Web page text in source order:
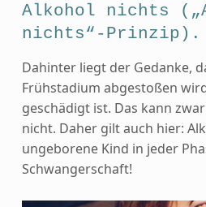
Alkohol nichts
nichts“-Prinzip).
Dahinter liegt der Gedanke,
Frühstadium abgestoßen
geschädigt ist. Das kann
nicht. Daher gilt auch hier:
ungeborene Kind in jeder
Schwangerschaft!